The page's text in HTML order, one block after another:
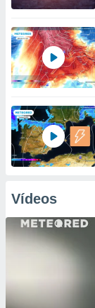
Vídeos